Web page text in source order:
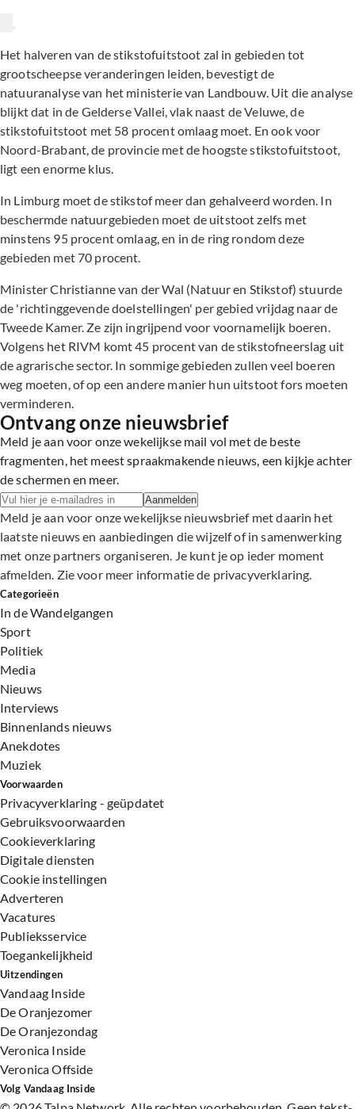
Het halveren van de stikstofuitstoot zal in gebieden tot
grootscheepse veranderingen leiden, bevestigt de
natuuranalyse van het ministerie van Landbouw. Uit die analyse
blijkt dat in de Gelderse Vallei, vlak naast de Veluwe, de
stikstofuitstoot met 58 procent omlaag moet. En ook voor
Noord-Brabant, de provincie met de hoogste stikstofuitstoot,
ligt een enorme klus.
In Limburg moet de stikstof meer dan gehalveerd worden. In
beschermde natuurgebieden moet de uitstoot zelfs met
minstens 95 procent omlaag, en in de ring rondom deze
gebieden met 70 procent.
Minister Christianne van der Wal (Natuur en Stikstof) stuurde
de 'richtinggevende doelstellingen' per gebied vrijdag naar de
Tweede Kamer. Ze zijn ingrijpend voor voornamelijk boeren.
Volgens het RIVM komt 45 procent van de stikstofneerslag uit
de agrarische sector. In sommige gebieden zullen veel boeren
weg moeten, of op een andere manier hun uitstoot fors moeten
verminderen.
Ontvang onze nieuwsbrief
Meld je aan voor onze wekelijkse mail vol met de beste
fragmenten, het meest spraakmakende nieuws, een kijkje achter
de schermen en meer.
Aanmelden
Meld je aan voor onze wekelijkse nieuwsbrief met daarin het
laatste nieuws en aanbiedingen die wijzelf of in samenwerking
met onze partners organiseren. Je kunt je op ieder moment
afmelden. Zie voor meer informatie de privacyverklaring.
Categorieën
In de Wandelgangen
Sport
Politiek
Media
Nieuws
Interviews
Binnenlands nieuws
Anekdotes
Muziek
Voorwaarden
Privacyverklaring - geüpdatet
Gebruiksvoorwaarden
Cookieverklaring
Digitale diensten
Cookie instellingen
Adverteren
Vacatures
Publieksservice
Toegankelijkheid
Uitzendingen
Vandaag Inside
De Oranjezomer
De Oranjezondag
Veronica Inside
Veronica Offside
Volg Vandaag Inside